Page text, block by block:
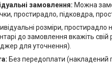
замовлення: Можна
простирадло, підковдра,
розміри,
до замовлення вкажіть
для уточнення).
Без передоплати (накладений